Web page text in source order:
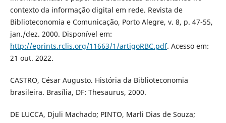
contexto da informação digital em rede. Revista de
Biblioteconomia e Comunicação, Porto Alegre, v. 8, p. 47-55,
jan./dez. 2000. Disponível em:
http://eprints.rclis.org/11663/1/artigoRBC.pdf. Acesso em:
21 out. 2022.
CASTRO, César Augusto. História da Biblioteconomia
brasileira. Brasília, DF: Thesaurus, 2000.
DE LUCCA, Djuli Machado; PINTO, Marli Dias de Souza;